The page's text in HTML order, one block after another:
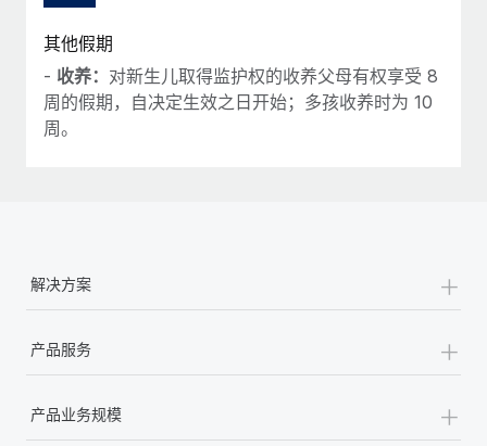
其他假期
- 收养： 对新生儿取得监护权的收养父母有权享受 8
周的假期，自决定生效之日开始；多孩收养时为 10
周。
解决方案 +
产品服务 +
产品业务规模 +